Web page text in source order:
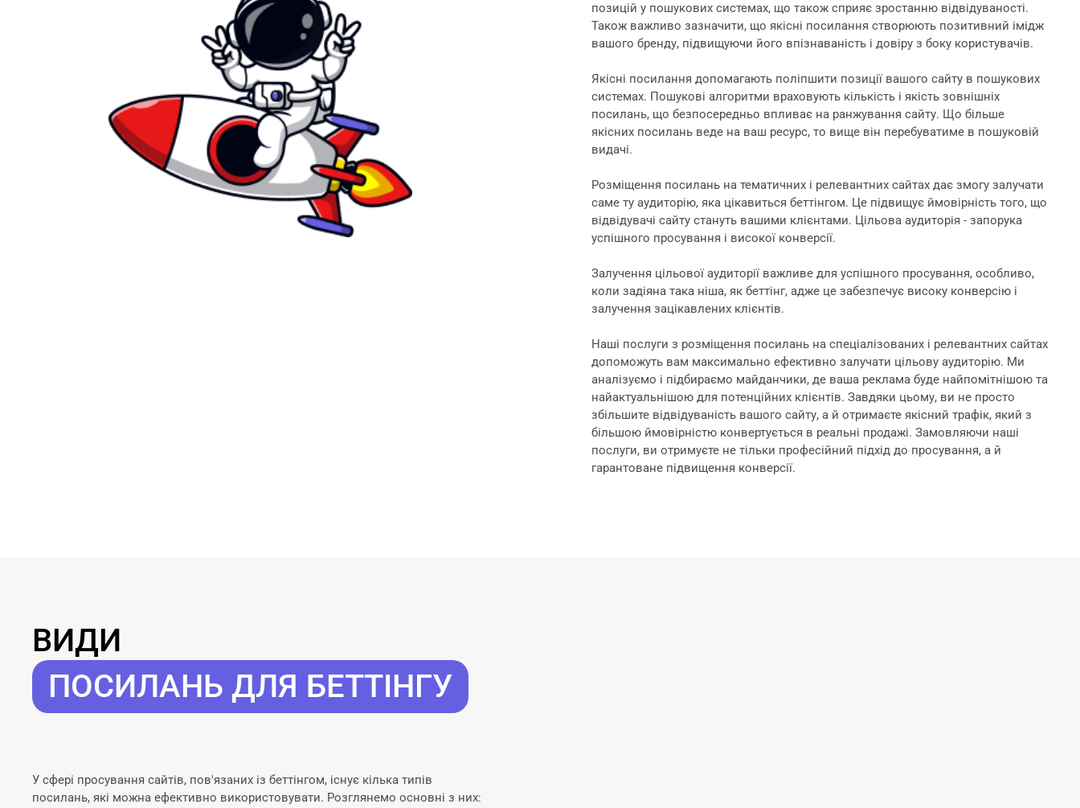
позицій у пошукових системах, що також сприяє зростанню відвідуваності.
Також важливо зазначити, що якісні посилання створюють позитивний імідж
вашого бренду, підвищуючи його впізнаваність і довіру з боку користувачів.
Якісні посилання допомагають поліпшити позиції вашого сайту в пошукових
системах. Пошукові алгоритми враховують кількість і якість зовнішніх
посилань, що безпосередньо впливає на ранжування сайту. Що більше
якісних посилань веде на ваш ресурс, то вище він перебуватиме в пошуковій
видачі.
Розміщення посилань на тематичних і релевантних сайтах дає змогу залучати
саме ту аудиторію, яка цікавиться беттінгом. Це підвищує ймовірність того, що
відвідувачі сайту стануть вашими клієнтами. Цільова аудиторія - запорука
успішного просування і високої конверсії.
Залучення цільової аудиторії важливе для успішного просування, особливо,
коли задіяна така ніша, як беттінг, адже це забезпечує високу конверсію і
залучення зацікавлених клієнтів.
Наші послуги з розміщення посилань на спеціалізованих і релевантних сайтах
допоможуть вам максимально ефективно залучати цільову аудиторію. Ми
аналізуємо і підбираємо майданчики, де ваша реклама буде найпомітнішою та
найактуальнішою для потенційних клієнтів. Завдяки цьому, ви не просто
збільшите відвідуваність вашого сайту, а й отримаєте якісний трафік, який з
більшою ймовірністю конвертується в реальні продажі. Замовляючи наші
послуги, ви отримуєте не тільки професійний підхід до просування, а й
гарантоване підвищення конверсії.
ВИДИ
ПОСИЛАНЬ ДЛЯ БЕТТІНГУ
У сфері просування сайтів, пов'язаних із беттінгом, існує кілька типів
посилань, які можна ефективно використовувати. Розглянемо основні з них: